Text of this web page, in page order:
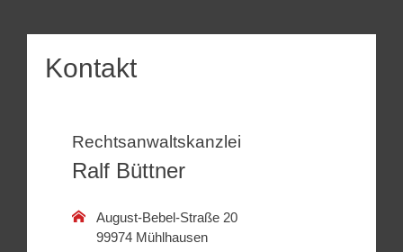
Kontakt
Rechtsanwaltskanzlei
Ralf Büttner
August-Bebel-Straße 20
99974 Mühlhausen